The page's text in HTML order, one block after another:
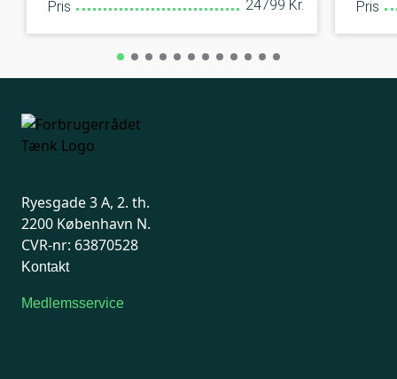
Pris 24799 Kr. Pris
Ryesgade 3 A, 2. th.
2200 København N.
CVR-nr: 63870528
Kontakt
Medlemsservice